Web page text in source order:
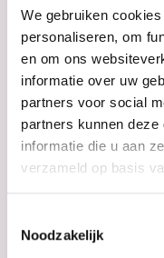
We gebruiken
personaliseren, om
en om ons
informatie over uw
partners voor social
partners kunnen
informatie die u aan
verzameld op basis
Noodzakelijk
Coconut Oil
Styling Gel
€2,95